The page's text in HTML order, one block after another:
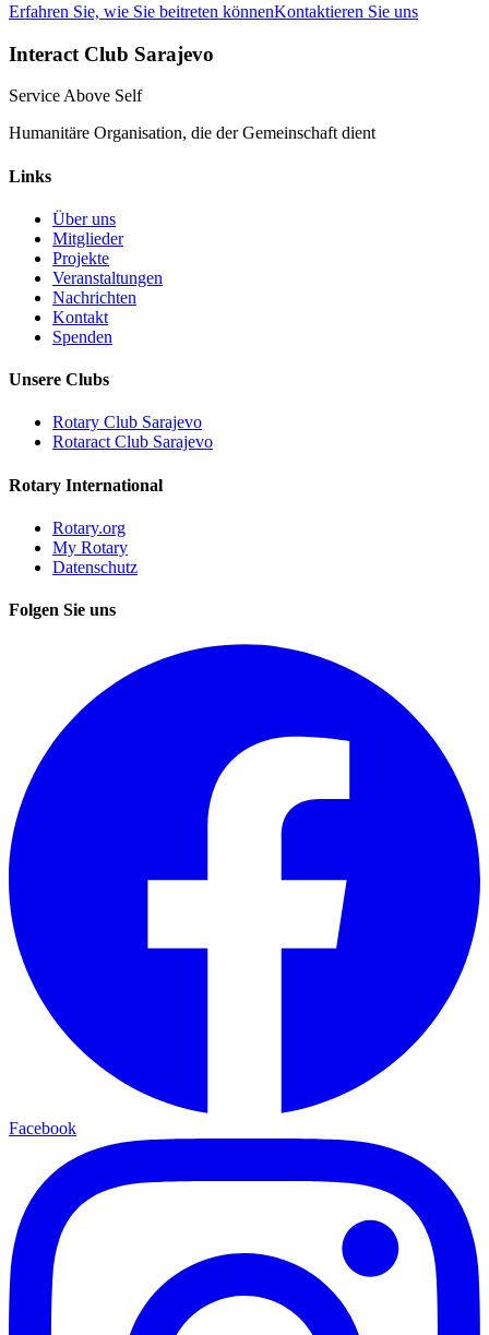
Erfahren Sie, wie Sie beitreten könnenKontaktieren Sie uns
Interact Club Sarajevo
Service Above Self
Humanitäre Organisation, die der Gemeinschaft dient
Links
Über uns
Mitglieder
Projekte
Veranstaltungen
Nachrichten
Kontakt
Spenden
Unsere Clubs
Rotary Club Sarajevo
Rotaract Club Sarajevo
Rotary International
Rotary.org
My Rotary
Datenschutz
Folgen Sie uns
Facebook